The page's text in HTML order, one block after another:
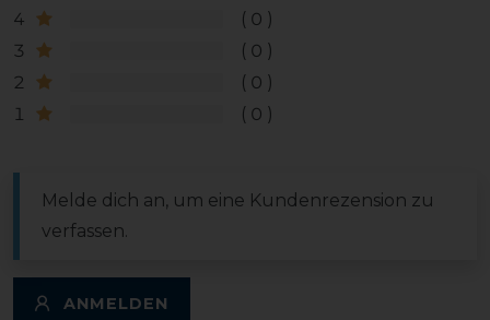
4
0
3
0
2
0
1
0
Melde dich an, um eine Kundenrezension zu
verfassen.
ANMELDEN